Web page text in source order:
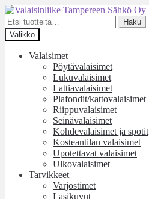
Siirry
navigointiin
Siirry
sisältöön
Etsi:
Haku
Valikko
Valaisimet
Pöytävalaisimet
Lukuvalaisimet
Lattiavalaisimet
Plafondit/kattovalaisimet
Riippuvalaisimet
Seinävalaisimet
Kohdevalaisimet ja spotit
Kosteantilan valaisimet
Upotettavat valaisimet
Ulkovalaisimet
Tarvikkeet
Varjostimet
Lasikuvut